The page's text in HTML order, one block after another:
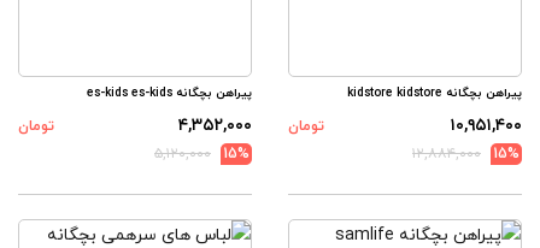
پیراهن بچگانه kidstore kidstore
۱۰,۹۵۱,۴۰۰
تومان
15%
۱۲,۸۸۴,۰۰۰
پیراهن بچگانه es-kids es-kids
۴,۳۵۲,۰۰۰
تومان
15%
۵,۱۲۰,۰۰۰